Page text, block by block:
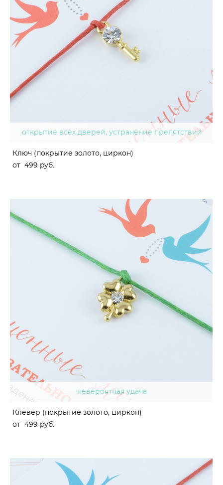
открытие всех дверей, устранение препятствий
Ключ (покрытие золото, циркон)
от 499 pуб.
невероятная удача
Клевер (покрытие золото, циркон)
от 499 pуб.